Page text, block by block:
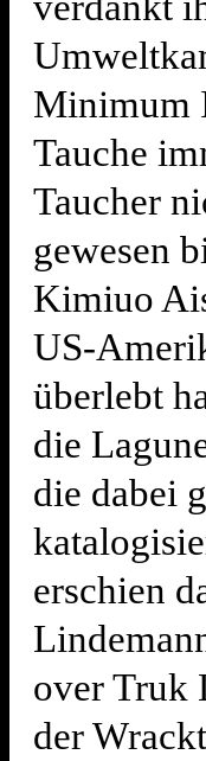
Minimum
Tauche
Taucher
gewesen
Kimiuo
US-
überlebt
die
die dabei
erschien
over Truk
der